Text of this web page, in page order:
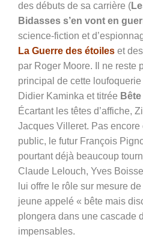
des débuts de sa carrière (
Bidasses s’en vont en
science-fiction et
La Guerre des étoiles et des
par Roger Moore. Il ne reste
principal de cette
Didier Kaminka et titrée
Écartant les têtes d’affiche,
Jacques Villeret. Pas
public, le futur François
pourtant déjà beaucoup
Claude Lelouch, Yves
lui offre le rôle sur mesure
jeune appelé « bête mais
plongera dans une cascade
impensables.